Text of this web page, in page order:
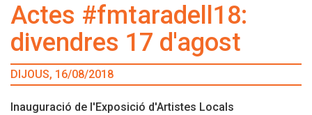
Actes #fmtaradell18:
divendres 17 d'agost
DIJOUS, 16/08/2018
Inauguració de l'Exposició d'Artistes Locals